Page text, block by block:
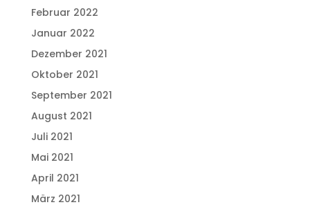
Februar 2022
Januar 2022
Dezember 2021
Oktober 2021
September 2021
August 2021
Juli 2021
Mai 2021
April 2021
März 2021